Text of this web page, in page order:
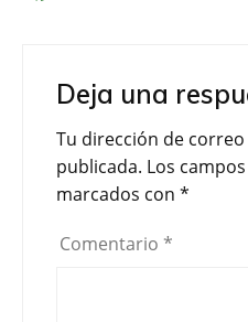
b
o
k
t
r
a
t
i
r
Deja una
Tu dirección de
publicada. Los
marcados con *
Comentario *